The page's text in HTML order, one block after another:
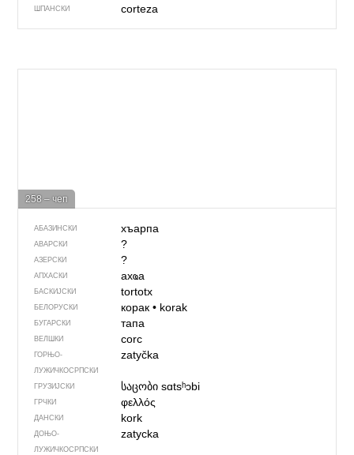
ШПАНСКИ corteza
258 – чеп
АБАЗИНСКИ хъарпа
АВАРСКИ ?
АЗЕРСКИ ?
АПХАСКИ ахҩа
БАСКИЈСКИ tortotx
БЕЛОРУСКИ корак• korak
БУГАРСКИ тапа
ВЕЛШКИ corc
ГОРЊО­
ЛУЖИЧКОСРПСКИ
zatyčka
ГРУЗИЈСКИ საცობიsɑtsʰɔbi
ГРЧКИ φελλός
ДАНСКИ kork
ДОЊО­
ЛУЖИЧКОСРПСКИ
zatycka